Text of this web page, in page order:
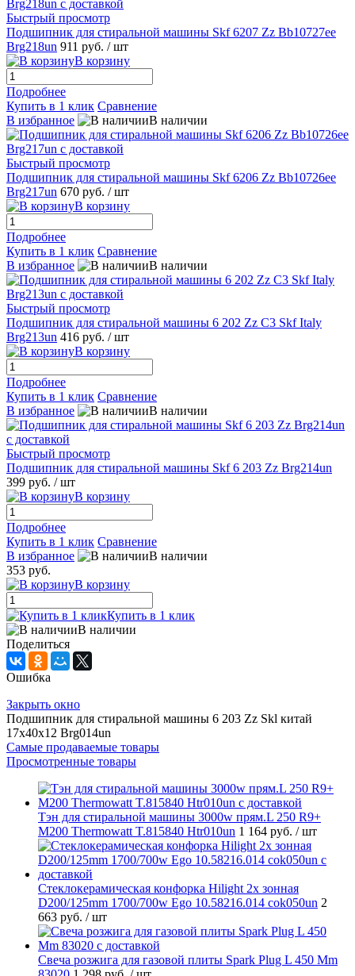
Быстрый просмотр
Подшипник для стиральной машины Skf 6207 Zz Bb10727ee
Brg218un 911 руб. / шт
В корзину
Подробнее
Купить в 1 клик Сравнение
В избранное
В наличии
Быстрый просмотр
Подшипник для стиральной машины Skf 6206 Zz Bb10726ee
Brg217un 670 руб. / шт
В корзину
Подробнее
Купить в 1 клик Сравнение
В избранное
В наличии
Быстрый просмотр
Подшипник для стиральной машины 6 202 Zz C3 Skf Italy
Brg213un 416 руб. / шт
В корзину
Подробнее
Купить в 1 клик Сравнение
В избранное
В наличии
Быстрый просмотр
Подшипник для стиральной машины Skf 6 203 Zz Brg214un
399 руб. / шт
В корзину
Подробнее
Купить в 1 клик Сравнение
В избранное
В наличии
353 руб.
В корзину
Купить в 1 клик
В наличии
Поделиться
Ошибка
Закрыть окно
Подшипник для стиральной машины 6 203 Zz Skl китай
17x40x12 Brg014un
Самые продаваемые товары
Просмотренные товары
Тэн для стиральной машины 3000w прям.L 250 R9+
M200 Thermowatt T.815840 Htr010un 1 164 руб. / шт
Стеклокерамическая конфорка Hilight 2х зонная
D200/125mm 1700/700w Ego 10.58216.014 cok050un 2
663 руб. / шт
Свеча розжига для газовой плиты Spark Plug L 450 Mm